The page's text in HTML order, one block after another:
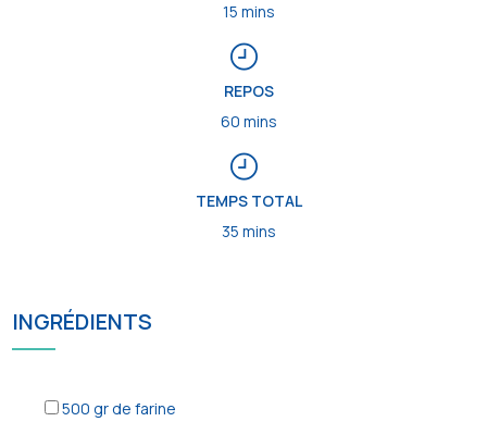
15 mins
REPOS
60 mins
TEMPS TOTAL
35 mins
INGRÉDIENTS
500 gr de farine